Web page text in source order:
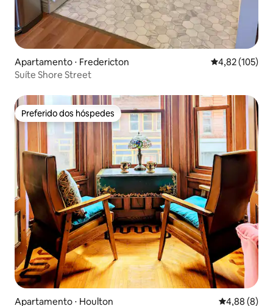
Apartamento ⋅ Fredericton 4,82 de uma
4,82 (105)
Suíte Shore Street
Preferido dos hóspedes
Preferido dos hóspedes
Apartamento ⋅ Houlton 4,88 de uma
4,88 (8)